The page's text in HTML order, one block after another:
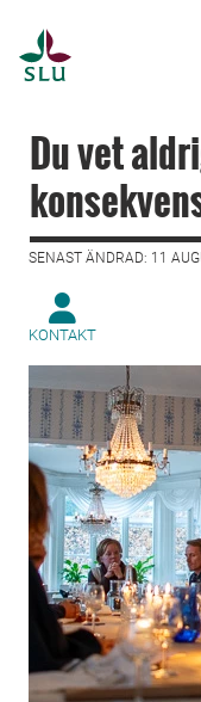
Du vet
SENAST ÄNDRAD: 11
KONTAKT